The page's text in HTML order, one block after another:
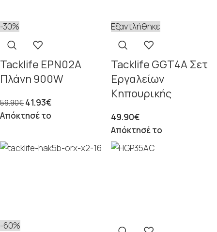
-30%
Tacklife EPN02A
Πλάνη 900W
59.90€41.93€
Απόκτησέ το
Εξαντλήθηκε
Tacklife GGT4A Σετ
Εργαλείων
Κηπουρικής
49.90€
Απόκτησέ το
-60%